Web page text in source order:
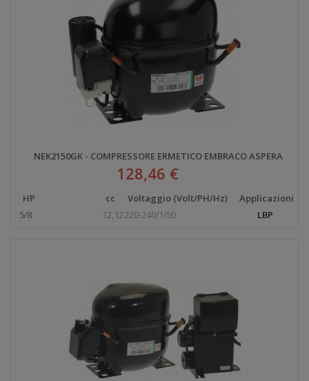
NEK2150GK - COMPRESSORE ERMETICO EMBRACO ASPERA
128,46 €
HP cc Voltaggio (Volt/PH/Hz)
Applicazioni
5/8
12,12220-240/1/50 LBP